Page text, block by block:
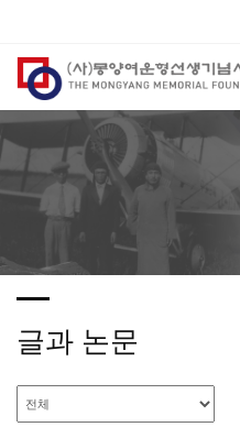
글과 논문